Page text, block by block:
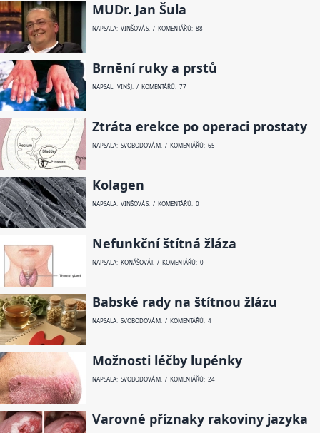
MUDr. Jan Šula
NAPSALA: VINŠOVÁ S. / KOMENTÁŘŮ: 88
Brnění ruky a prstů
NAPSAL: VINŠ J. / KOMENTÁŘŮ: 77
Ztráta erekce po operaci prostaty
NAPSALA: SVOBODOVÁ M. / KOMENTÁŘŮ: 65
Kolagen
NAPSALA: VINŠOVÁ S. / KOMENTÁŘŮ: 0
Nefunkční štítná žláza
NAPSALA: KONÁŠOVÁ J. / KOMENTÁŘŮ: 0
Babské rady na štítnou žlázu
NAPSALA: SVOBODOVÁ M. / KOMENTÁŘŮ: 4
Možnosti léčby lupénky
NAPSALA: SVOBODOVÁ M. / KOMENTÁŘŮ: 24
Varovné příznaky rakoviny jazyka